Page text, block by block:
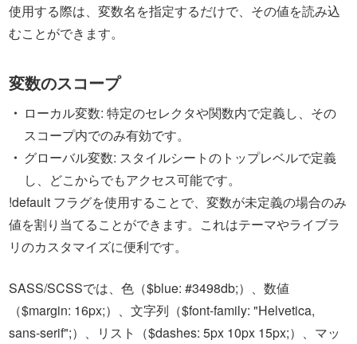
使用する際は、変数名を指定するだけで、その値を読み込
むことができます。
変数のスコープ
ローカル変数: 特定のセレクタや関数内で定義し、その
スコープ内でのみ有効です。
グローバル変数: スタイルシートのトップレベルで定義
し、どこからでもアクセス可能です。
!default フラグを使用することで、変数が未定義の場合のみ
値を割り当てることができます。これはテーマやライブラ
リのカスタマイズに便利です。
SASS/SCSSでは、色（$blue: #3498db;）、数値
（$margin: 16px;）、文字列（$font-family: "Helvetica,
sans-serif";）、リスト（$dashes: 5px 10px 15px;）、マッ